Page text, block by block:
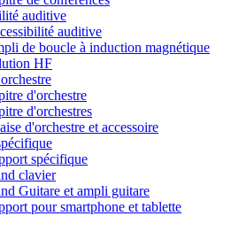
auditive
auditive
de boucle à induction magnétique
HF
d'orchestre
d'orchestres
d'orchestre et accessoire
spécifique
clavier
Guitare et ampli guitare
pour smartphone et tablette